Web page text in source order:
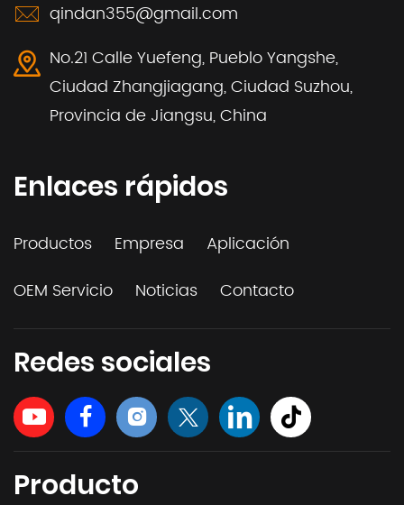
qindan355@gmail.com
No.21 Calle Yuefeng, Pueblo Yangshe,
Ciudad Zhangjiagang, Ciudad Suzhou,
Provincia de Jiangsu, China
Enlaces rápidos
Productos Empresa
Aplicación
OEM Servicio
Noticias Contacto
Redes sociales
Producto